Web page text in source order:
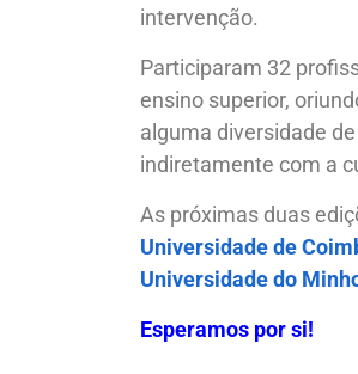
intervenção.
Participaram 32
ensino superior,
alguma diversidade
indiretamente com a
As próximas duas
Universidade de
Universidade do
Esperamos por si!